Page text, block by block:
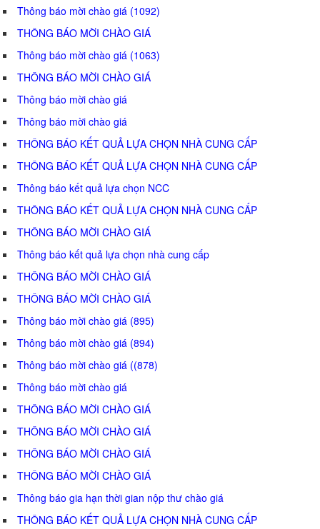
Thông báo mời chào giá (1092)
THÔNG BÁO MỜI CHÀO GIÁ
Thông báo mời chào giá (1063)
THÔNG BÁO MỜI CHÀO GIÁ
Thông báo mời chào giá
Thông báo mời chào giá
THÔNG BÁO KẾT QUẢ LỰA CHỌN NHÀ CUNG CẤP
THÔNG BÁO KẾT QUẢ LỰA CHỌN NHÀ CUNG CẤP
Thông báo kết quả lựa chọn NCC
THÔNG BÁO KẾT QUẢ LỰA CHỌN NHÀ CUNG CẤP
THÔNG BÁO MỜI CHÀO GIÁ
Thông báo kết quả lựa chọn nhà cung cấp
THÔNG BÁO MỜI CHÀO GIÁ
THÔNG BÁO MỜI CHÀO GIÁ
Thông báo mời chào giá (895)
Thông báo mời chào giá (894)
Thông báo mời chào giá ((878)
Thông báo mời chào giá
THÔNG BÁO MỜI CHÀO GIÁ
THÔNG BÁO MỜI CHÀO GIÁ
THÔNG BÁO MỜI CHÀO GIÁ
THÔNG BÁO MỜI CHÀO GIÁ
Thông báo gia hạn thời gian nộp thư chào giá
THÔNG BÁO KẾT QUẢ LỰA CHỌN NHÀ CUNG CẤP